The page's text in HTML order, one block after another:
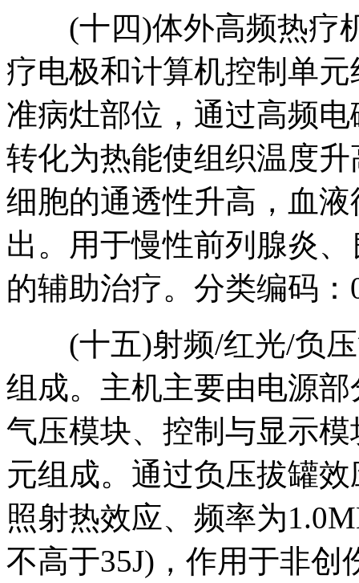
(十四)体外高频热疗
疗电极和计算机控制单
准病灶部位，通过高频
转化为热能使组织温度
细胞的通透性升高，血
出。用于慢性前列腺炎
的辅助治疗。分类编码：
(十五)射频/红光/负压
组成。主机主要由电源
气压模块、控制与显示
元组成。通过负压拔罐
照射热效应、频率为
不高于35J)，作用于非